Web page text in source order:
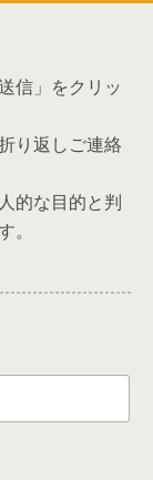
信」をクリッ
り返しご連絡
的な目的と判